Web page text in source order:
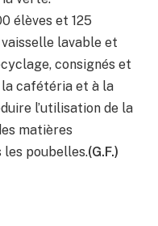
élèves et 125
lavable et
consignés et
cafétéria et à la
l’utilisation de la
matières
poubelles.(G.F.)